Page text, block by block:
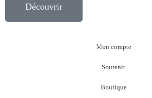
Découvrir
Mon compte
Soutenir
Boutique